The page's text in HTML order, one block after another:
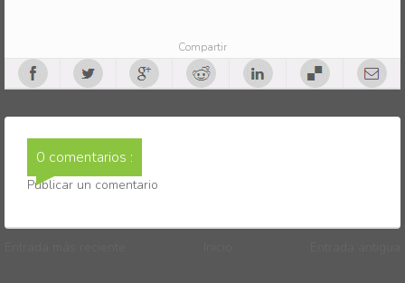
Compartir
0 comentarios :
Publicar un comentario